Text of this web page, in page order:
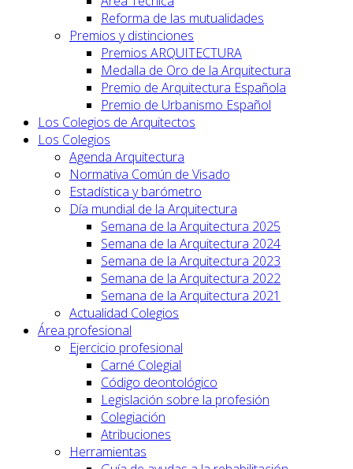
Reforma de las mutualidades
Premios y distinciones
Premios ARQUITECTURA
Medalla de Oro de la Arquitectura
Premio de Arquitectura Española
Premio de Urbanismo Español
Los Colegios de Arquitectos
Los Colegios
Agenda Arquitectura
Normativa Común de Visado
Estadística y barómetro
Día mundial de la Arquitectura
Semana de la Arquitectura 2025
Semana de la Arquitectura 2024
Semana de la Arquitectura 2023
Semana de la Arquitectura 2022
Semana de la Arquitectura 2021
Actualidad Colegios
Área profesional
Ejercicio profesional
Carné Colegial
Código deontológico
Legislación sobre la profesión
Colegiación
Atribuciones
Herramientas